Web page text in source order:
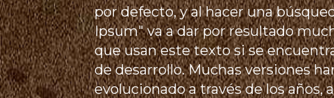
por defecto, y al hacer una
Ipsum" va a dar por resultado
que usan este texto si se
de desarrollo. Muchas versiones
evolucionado a través de los años,